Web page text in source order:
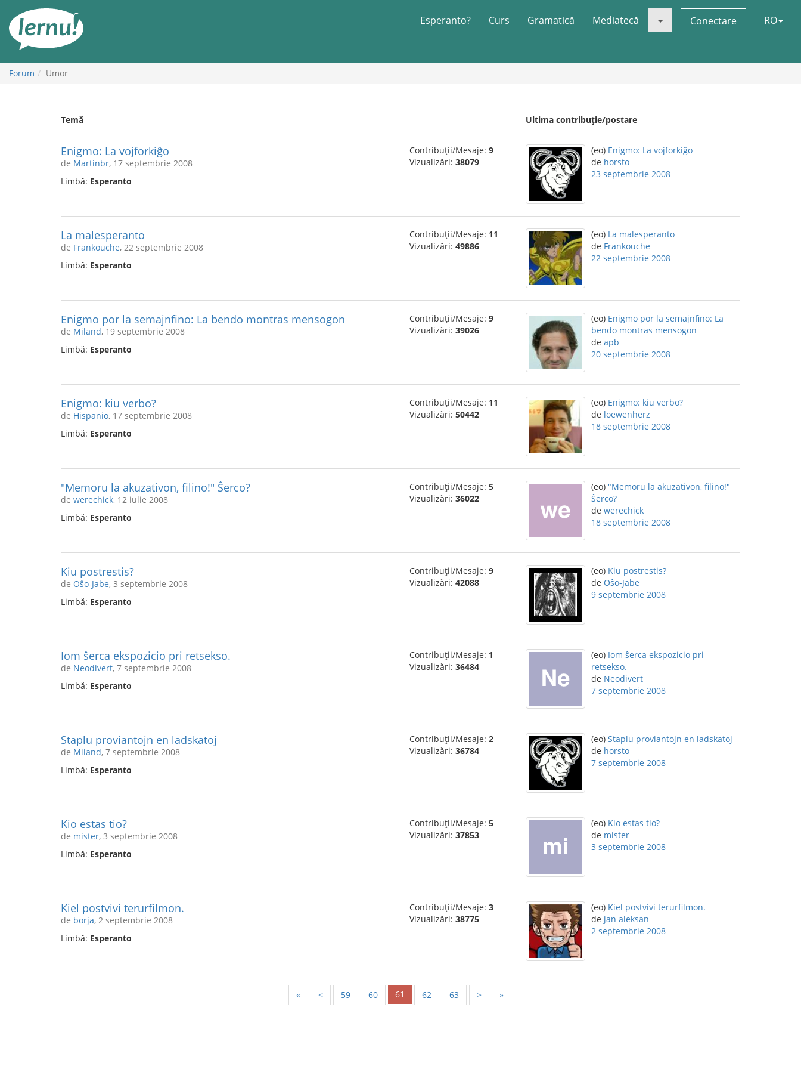
conținut
Esperanto? Curs Gramatică Mediatecă Conectare RO
Forum Umor
Temă Ultima contribuție/postare
Enigmo: La vojforkiĝo
de Martinbr, 17 septembrie 2008
Limbă: Esperanto
Contribuții/Mesaje: 9
Vizualizări: 38079
(eo) Enigmo: La vojforkiĝo
de horsto
23 septembrie 2008
La malesperanto
de Frankouche, 22 septembrie 2008
Limbă: Esperanto
Contribuții/Mesaje: 11
Vizualizări: 49886
(eo) La malesperanto
de Frankouche
22 septembrie 2008
Enigmo por la semajnfino: La bendo montras mensogon
de Miland, 19 septembrie 2008
Limbă: Esperanto
Contribuții/Mesaje: 9
Vizualizări: 39026
(eo) Enigmo por la semajnfino: La
bendo montras mensogon
de apb
20 septembrie 2008
Enigmo: kiu verbo?
de Hispanio, 17 septembrie 2008
Limbă: Esperanto
Contribuții/Mesaje: 11
Vizualizări: 50442
(eo) Enigmo: kiu verbo?
de loewenherz
18 septembrie 2008
"Memoru la akuzativon, filino!" Ŝerco?
de werechick, 12 iulie 2008
Limbă: Esperanto
Contribuții/Mesaje: 5
Vizualizări: 36022
(eo) "Memoru la akuzativon, filino!"
Ŝerco?
de werechick
18 septembrie 2008
Kiu postrestis?
de Oŝo-Jabe, 3 septembrie 2008
Limbă: Esperanto
Contribuții/Mesaje: 9
Vizualizări: 42088
(eo) Kiu postrestis?
de Oŝo-Jabe
9 septembrie 2008
Iom ŝerca ekspozicio pri retsekso.
de Neodivert, 7 septembrie 2008
Limbă: Esperanto
Contribuții/Mesaje: 1
Vizualizări: 36484
(eo) Iom ŝerca ekspozicio pri
retsekso.
de Neodivert
7 septembrie 2008
Staplu proviantojn en ladskatoj
de Miland, 7 septembrie 2008
Limbă: Esperanto
Contribuții/Mesaje: 2
Vizualizări: 36784
(eo) Staplu proviantojn en ladskatoj
de horsto
7 septembrie 2008
Kio estas tio?
de mister, 3 septembrie 2008
Limbă: Esperanto
Contribuții/Mesaje: 5
Vizualizări: 37853
(eo) Kio estas tio?
de mister
3 septembrie 2008
Kiel postvivi terurfilmon.
de borja, 2 septembrie 2008
Limbă: Esperanto
Contribuții/Mesaje: 3
Vizualizări: 38775
(eo) Kiel postvivi terurfilmon.
de jan aleksan
2 septembrie 2008
« < 59 60 61 62 63 > »